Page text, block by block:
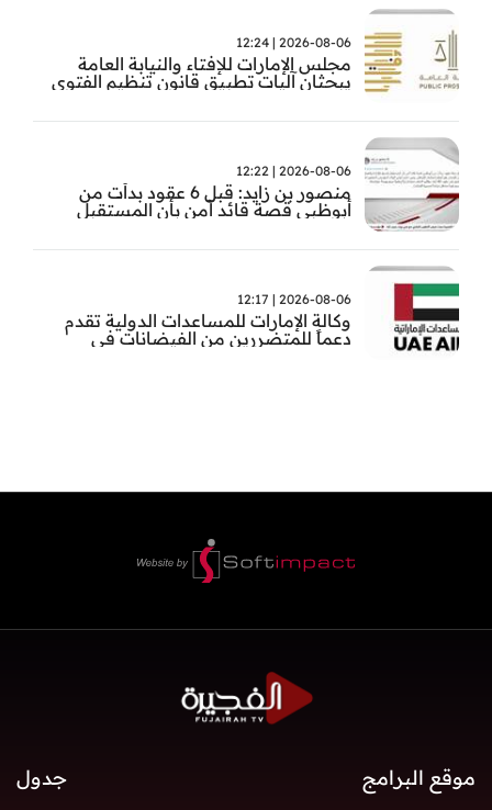
2026-08-06 | 12:24
مجلس الإمارات للإفتاء والنيابة العامة
يبحثان آليات تطبيق قانون تنظيم الفتوى
2026-08-06 | 12:22
منصور بن زايد: قبل 6 عقود بدأت من
أبوظبي قصة قائد آمن بأن المستقبل
2026-08-06 | 12:17
وكالة الإمارات للمساعدات الدولية تقدم
دعماً للمتضررين من الفيضانات في
موقع البرامج
جدول